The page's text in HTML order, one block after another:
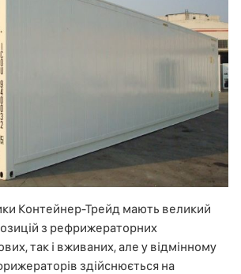
Контейнер-Трейд мають великий
з рефрижераторних
так і вживаних, але у відмінному
здійснюється на